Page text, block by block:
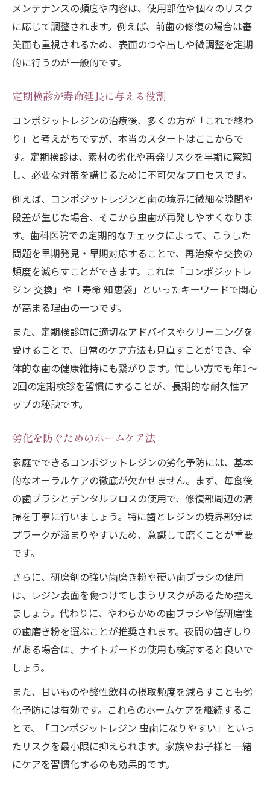
メンテナンスの頻度や内容は、使用部位や個々のリスク
に応じて調整されます。例えば、前歯の修復の場合は審
美面も重視されるため、表面のつや出しや微調整を定期
的に行うのが一般的です。
定期検診が寿命延長に与える役割
コンポジットレジンの治療後、多くの方が「これで終わ
り」と考えがちですが、本当のスタートはここからで
す。定期検診は、素材の劣化や再発リスクを早期に察知
し、必要な対策を講じるために不可欠なプロセスです。
例えば、コンポジットレジンと歯の境界に微細な隙間や
段差が生じた場合、そこから虫歯が再発しやすくなりま
す。歯科医院での定期的なチェックによって、こうした
問題を早期発見・早期対応することで、再治療や交換の
頻度を減らすことができます。これは「コンポジットレ
ジン 交換」や「寿命 知恵袋」といったキーワードで関心
が高まる理由の一つです。
また、定期検診時に適切なアドバイスやクリーニングを
受けることで、日常のケア方法も見直すことができ、全
体的な歯の健康維持にも繋がります。忙しい方でも年1～
2回の定期検診を習慣にすることが、長期的な耐久性ア
ップの秘訣です。
劣化を防ぐためのホームケア法
家庭でできるコンポジットレジンの劣化予防には、基本
的なオーラルケアの徹底が欠かせません。まず、毎食後
の歯ブラシとデンタルフロスの使用で、修復部周辺の清
掃を丁寧に行いましょう。特に歯とレジンの境界部分は
プラークが溜まりやすいため、意識して磨くことが重要
です。
さらに、研磨剤の強い歯磨き粉や硬い歯ブラシの使用
は、レジン表面を傷つけてしまうリスクがあるため控え
ましょう。代わりに、やわらかめの歯ブラシや低研磨性
の歯磨き粉を選ぶことが推奨されます。夜間の歯ぎしり
がある場合は、ナイトガードの使用も検討すると良いで
しょう。
また、甘いものや酸性飲料の摂取頻度を減らすことも劣
化予防には有効です。これらのホームケアを継続するこ
とで、「コンポジットレジン 虫歯になりやすい」といっ
たリスクを最小限に抑えられます。家族やお子様と一緒
にケアを習慣化するのも効果的です。